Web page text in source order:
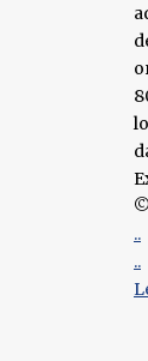
..
..